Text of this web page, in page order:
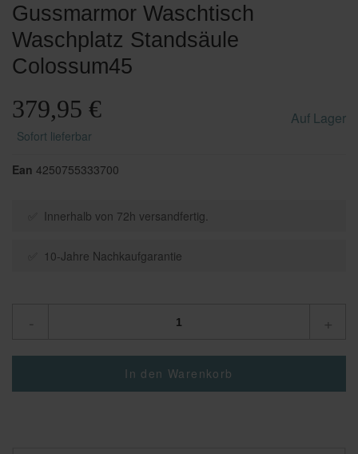
Gussmarmor Waschtisch
Waschplatz Standsäule
Colossum45
379,95 €
Sofort lieferbar
Auf Lager
Ean 4250755333700
✅ Innerhalb von 72h versandfertig.
✅ 10-Jahre Nachkaufgarantie
- +
In den Warenkorb